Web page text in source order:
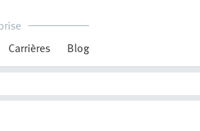
Carrières Blog